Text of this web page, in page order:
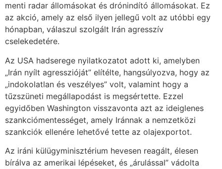
menti radar állomásokat és drónindító állomásokat. Ez
az akció, amely az első ilyen jellegű volt az utóbbi egy
hónapban, válaszul szolgált Irán agresszív
cselekedetére.
Az USA hadserege nyilatkozatot adott ki, amelyben
„Irán nyílt agresszióját” elítélte, hangsúlyozva, hogy az
„indokolatlan és veszélyes” volt, valamint hogy a
tűzszüneti megállapodást is megsértette. Ezzel
egyidőben Washington visszavonta azt az ideiglenes
szankciómentességet, amely Iránnak a nemzetközi
szankciók ellenére lehetővé tette az olajexportot.
Az iráni külügyminisztérium hevesen reagált, élesen
bírálva az amerikai lépéseket, és „árulással” vádolta